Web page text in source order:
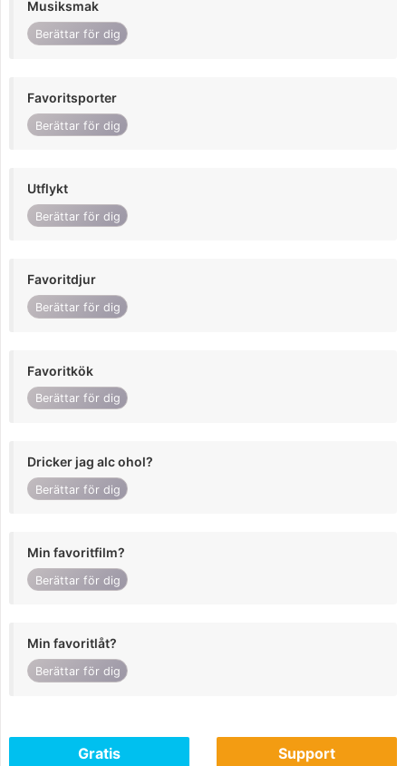
Musiksmak
Berättar för dig
Favoritsporter
Berättar för dig
Utflykt
Berättar för dig
Favoritdjur
Berättar för dig
Favoritkök
Berättar för dig
Dricker jag alc ohol?
Berättar för dig
Min favoritfilm?
Berättar för dig
Min favoritlåt?
Berättar för dig
Gratis Support